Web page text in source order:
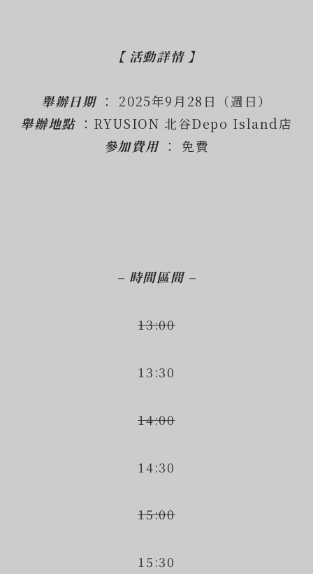
【 活動詳情 】
舉辦日期： 2025年9月28日（週日）
舉辦地點：RYUSION 北谷Depo Island店
參加費用： 免費
– 時間區間 –
13:00
13:30
14:00
14:30
15:00
15:30